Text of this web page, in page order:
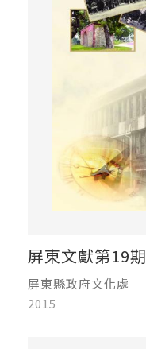
屏東文獻第19期
屏東縣政府文化處
2015